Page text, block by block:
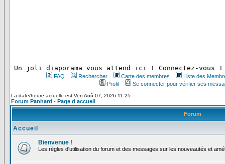
Un joli diaporama vous attend ici ! Connectez-vous !
FAQ Rechercher Carte des membres
Liste des
Profil
Se connecter pour vérifier ses
La date/heure actuelle est Ven Aoû 07, 2026 11:25
Forum Panhard - Page d accueil
Forum
Accueil
Bienvenue !
Les règles d'utilisation du forum et des messages sur les nouveautés et